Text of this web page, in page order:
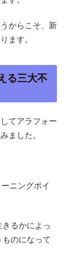
からこそ、新
ます。
る三大不
てアラフォー
ました。
ニングポイ
るかによっ
のになって